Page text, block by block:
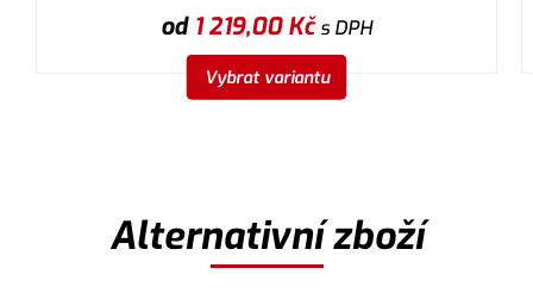
od 1 219,00Kčs DPH
Vybrat variantu
Alternativní zboží